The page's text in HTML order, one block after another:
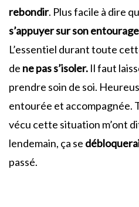
rebondir. Plus facile à dire
s’appuyer sur son entourage
L’essentiel durant toute
de ne pas s’isoler. Il faut
prendre soin de soi.
entourée et accompagnée.
vécu cette situation m’ont
lendemain, ça se
passé.